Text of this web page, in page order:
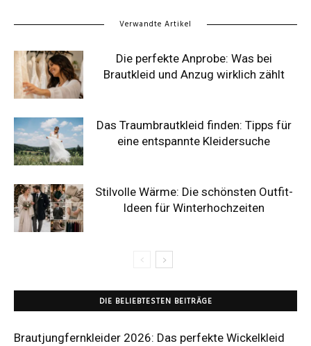
Verwandte Artikel
Die perfekte Anprobe: Was bei
Brautkleid und Anzug wirklich zählt
Das Traumbrautkleid finden: Tipps für
eine entspannte Kleidersuche
Stilvolle Wärme: Die schönsten Outfit-
Ideen für Winterhochzeiten
DIE BELIEBTESTEN BEITRÄGE
Brautjungfernkleider 2026: Das perfekte Wickelkleid